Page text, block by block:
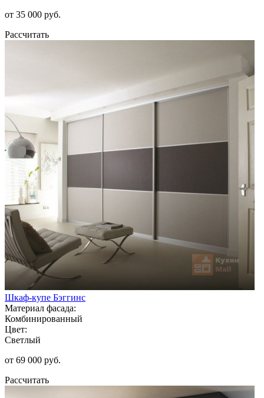
от 35 000 руб.
Рассчитать
Шкаф-купе Бэггинс
Материал фасада:
Комбинированный
Цвет:
Светлый
от 69 000 руб.
Рассчитать